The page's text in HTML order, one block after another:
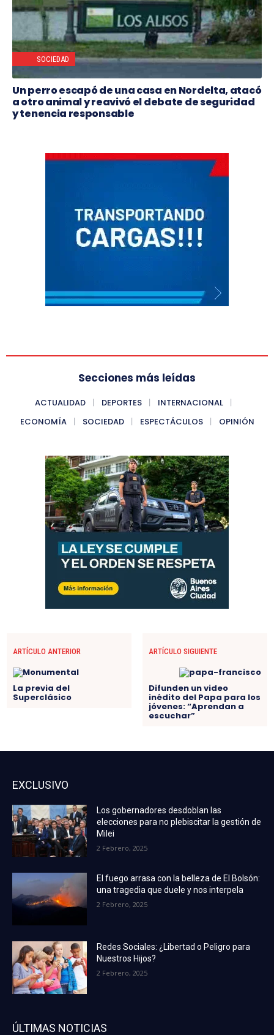
SOCIEDAD
Un perro escapó de una casa en Nordelta, atacó
a otro animal y reavivó el debate de seguridad
y tenencia responsable
Secciones más leídas
ACTUALIDAD DEPORTES
INTERNACIONAL
ECONOMÍA
SOCIEDAD ESPECTÁCULOS OPINIÓN
ARTÍCULO ANTERIOR
La previa del
Superclásico
ARTÍCULO SIGUIENTE
Difunden un video
inédito del Papa para los
jóvenes: “Aprendan a
escuchar”
EXCLUSIVO
Los gobernadores desdoblan las
elecciones para no plebiscitar la gestión de
Milei
2 Febrero, 2025
El fuego arrasa con la belleza de El Bolsón:
una tragedia que duele y nos interpela
2 Febrero, 2025
Redes Sociales: ¿Libertad o Peligro para
Nuestros Hijos?
2 Febrero, 2025
ÚLTIMAS NOTICIAS